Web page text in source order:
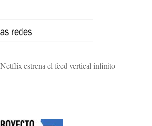
Netflix estrena el feed vertical infinito